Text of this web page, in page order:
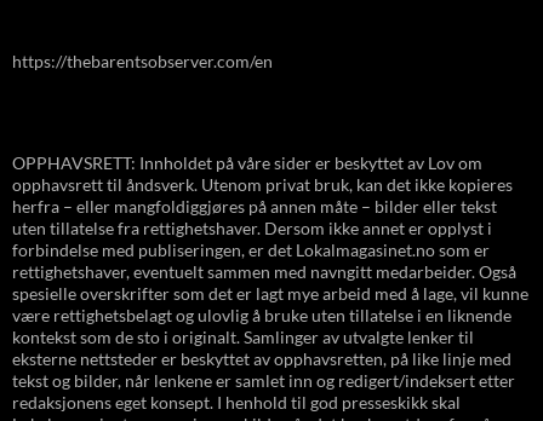
https://thebarentsobserver.com/en
OPPHAVSRETT: Innholdet på våre sider er beskyttet av Lov om
opphavsrett til åndsverk. Utenom privat bruk, kan det ikke kopieres
herfra – eller mangfoldiggjøres på annen måte – bilder eller tekst
uten tillatelse fra rettighetshaver. Dersom ikke annet er opplyst i
forbindelse med publiseringen, er det Lokalmagasinet.no som er
rettighetshaver, eventuelt sammen med navngitt medarbeider. Også
spesielle overskrifter som det er lagt mye arbeid med å lage, vil kunne
være rettighetsbelagt og ulovlig å bruke uten tillatelse i en liknende
kontekst som de sto i originalt. Samlinger av utvalgte lenker til
eksterne nettsteder er beskyttet av opphavsretten, på like linje med
tekst og bilder, når lenkene er samlet inn og redigert/indeksert etter
redaksjonens eget konsept. I henhold til god presseskikk skal